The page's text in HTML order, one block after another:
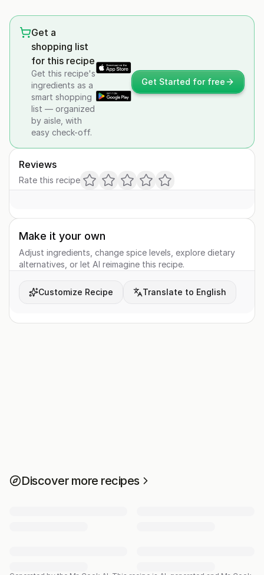
Get a
shopping list
for this recipe
Get this recipe's
ingredients as a
smart shopping
list — organized
by aisle, with
easy check-off.
Get Started for free
Reviews
Rate this recipe
Make it your own
Adjust ingredients, change spice levels, explore dietary
alternatives, or let AI reimagine this recipe.
Customize Recipe Translate to English
Discover more recipes